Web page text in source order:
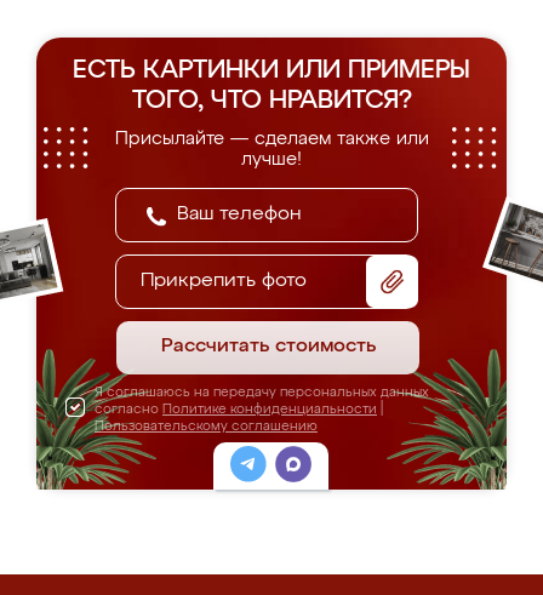
ЕСТЬ КАРТИНКИ ИЛИ ПРИМЕРЫ
ТОГО, ЧТО НРАВИТСЯ?
Присылайте — сделаем также или
лучше!
Прикрепить фото
Рассчитать стоимость
Я соглашаюсь на передачу персональных данных
согласно Политике конфиденциальности
Пользовательскому соглашению